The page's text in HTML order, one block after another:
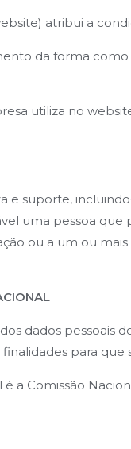
atribui a
da forma
utiliza no
e suporte,
uma pessoa que
ou a um ou
dados pessoais
para que
a Comissão